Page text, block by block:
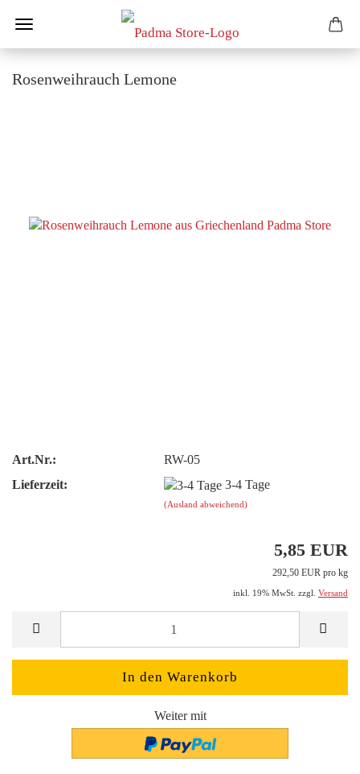
Rosenweihrauch Lemone
Art.Nr.:
RW-05
Lieferzeit:
3-4 Tage
(Ausland abweichend)
5,85 EUR
292,50 EUR pro kg
inkl. 19% MwSt. zzgl. Versand
Weiter mit